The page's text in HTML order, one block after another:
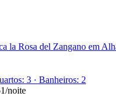
la Rosa del Zangano em
3 · Banheiros: 2
/noite